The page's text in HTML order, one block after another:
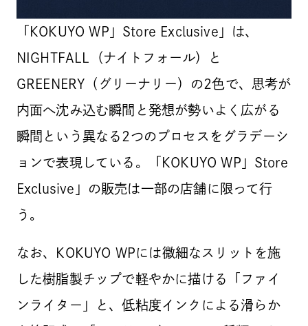
「KOKUYO WP」Store Exclusive」は、
NIGHTFALL（ナイトフォール）と
GREENERY（グリーナリー）の2色で、思考が
内面へ沈み込む瞬間と発想が勢いよく広がる
瞬間という異なる2つのプロセスをグラデーシ
ョンで表現している。「KOKUYO WP」Store
Exclusive」の販売は一部の店舗に限って行
う。
なお、KOKUYO WPには微細なスリットを施
した樹脂製チップで軽やかに描ける「ファイ
ンライター」と、低粘度インクによる滑らか